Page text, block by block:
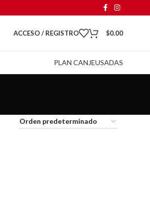
ACCESO / REGISTRO $0.00
PLAN CANJEUSADAS